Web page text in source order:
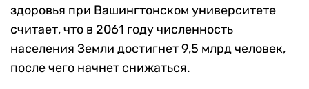
здоровья при Вашингтонском университете
считает, что в 2061 году численность
населения Земли достигнет 9,5 млрд человек,
после чего начнет снижаться.